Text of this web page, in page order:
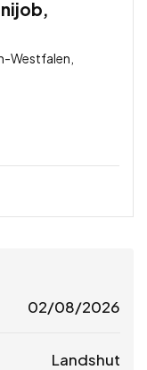
Westfalen,
02/08/2026
Landshut